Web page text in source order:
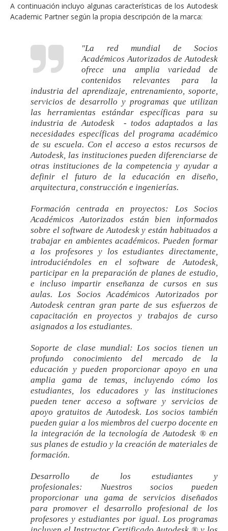
A continuación incluyo algunas características de los Autodesk
Academic Partner según la propia descripción de la marca:
"La red mundial de Socios
Académicos Autorizados de Autodesk
ofrece una amplia variedad de
contenidos relevantes para la
industria del aprendizaje, entrenamiento, soporte,
servicios de desarrollo y programas que utilizan
las herramientas estándar específicas para su
industria de Autodesk - todos adaptados a las
necesidades específicas del programa académico
de su escuela. Con el acceso a estos recursos de
Autodesk, las instituciones pueden diferenciarse de
otras instituciones de la competencia y ayudar a
definir el futuro de la educación en diseño,
arquitectura, construcción e ingenierías.
Formación centrada en proyectos: Los Socios
Académicos Autorizados están bien informados
sobre el software de Autodesk y están habituados a
trabajar en ambientes académicos. Pueden formar
a los profesores y los estudiantes directamente,
introduciéndoles en el software de Autodesk,
participar en la preparación de planes de estudio,
e incluso impartir enseñanza de cursos en sus
aulas. Los Socios Académicos Autorizados por
Autodesk centran gran parte de sus esfuerzos de
capacitación en proyectos y trabajos de curso
asignados a los estudiantes.
Soporte de clase mundial: Los socios tienen un
profundo conocimiento del mercado de la
educación y pueden proporcionar apoyo en una
amplia gama de temas, incluyendo cómo los
estudiantes, los educadores y las instituciones
pueden tener acceso a software y servicios de
apoyo gratuitos de Autodesk. Los socios también
pueden guiar a los miembros del cuerpo docente en
la integración de la tecnología de Autodesk ® en
sus planes de estudio y la creación de materiales de
formación.
Desarrollo de los estudiantes y
profesionales: Nuestros socios pueden
proporcionar una gama de servicios diseñados
para promover el desarrollo profesional de los
profesores y estudiantes por igual. Los programas